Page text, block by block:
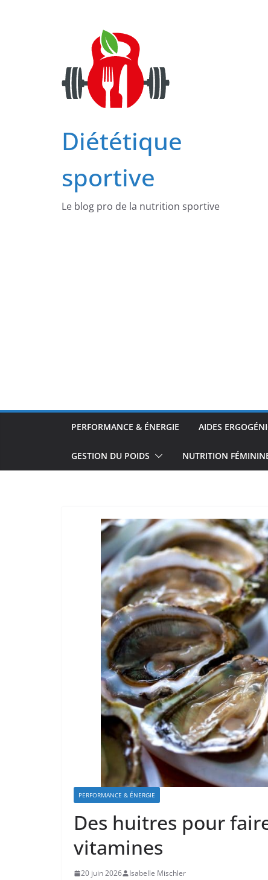
Diététique
sportive
Le blog pro de la nutrition sportive
PERFORMANCE & ÉNERGIE AIDES
GESTION DU POIDS NUTRITION
PERFORMANCE & ÉNERGIE
Des huitres pour
vitamines
20 juin 2026 Isabelle Mischler